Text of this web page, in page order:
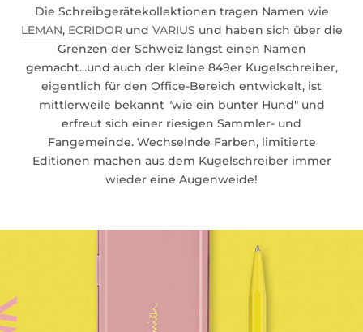
Die Schreibgerätekollektionen tragen Namen wie
LEMAN, ECRIDORund VARIUS und haben sich über die
Grenzen der Schweiz längst einen Namen
gemacht...und auch der kleine 849er Kugelschreiber,
eigentlich für den Office-Bereich entwickelt, ist
mittlerweile bekannt "wie ein bunter Hund" und
erfreut sich einer riesigen Sammler- und
Fangemeinde. Wechselnde Farben, limitierte
Editionen machen aus dem Kugelschreiber immer
wieder eine Augenweide!